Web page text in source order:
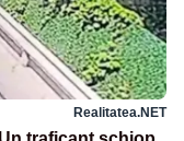
Realitatea.NET